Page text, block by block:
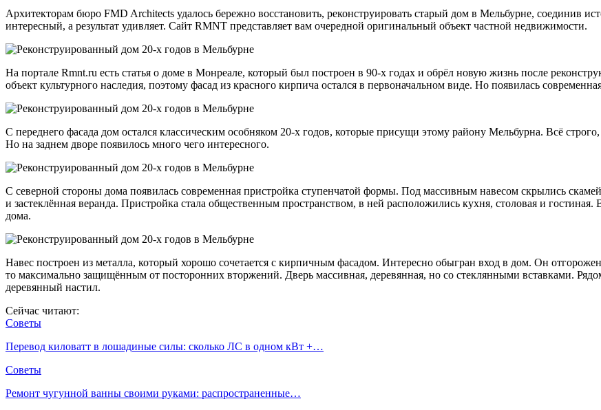
Архитекторам бюро FMD Architects удалось бережно восстановить, реконструировать старый дом в Мельбурне, соединив
интересный, а результат удивляет. Сайт RMNT представляет вам очередной оригинальный объект частной недвижимости.
На портале Rmnt.ru есть статья о доме в Монреале, который был построен в 90-х годах и обрёл новую жизнь после
объект культурного наследия, поэтому фасад из красного кирпича остался в первоначальном виде. Но появилась
С переднего фасада дом остался классическим особняком 20-х годов, которые присущи этому району Мельбурна. Всё
Но на заднем дворе появилось много чего интересного.
С северной стороны дома появилась современная пристройка ступенчатой формы. Под массивным навесом скрылись
и застеклённая веранда. Пристройка стала общественным пространством, в ней расположились кухня, столовая и
дома.
Навес построен из металла, который хорошо сочетается с кирпичным фасадом. Интересно обыгран вход в дом. Он
то максимально защищённым от посторонних вторжений. Дверь массивная, деревянная, но со стеклянными вставками.
деревянный настил.
Сейчас читают:
Советы
Перевод киловатт в лошадиные силы: сколько ЛС в одном кВт +…
Советы
Ремонт чугунной ванны своими руками: распространенные…